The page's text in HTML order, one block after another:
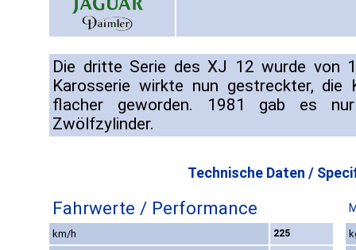
Die dritte Serie des XJ 12 wurde von
Karosserie wirkte nun gestreckter, die
flacher geworden. 1981 gab es
Zwölfzylinder.
Technische Daten /
Fahrwerte / Performance
km/h 225